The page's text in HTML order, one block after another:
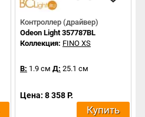
Контроллер (драйвер)
Odeon Light 357787BL
Коллекция: FINO XS
В: 1.9 см Д: 25.1 см
Цена: 8 358 Р.
Купить